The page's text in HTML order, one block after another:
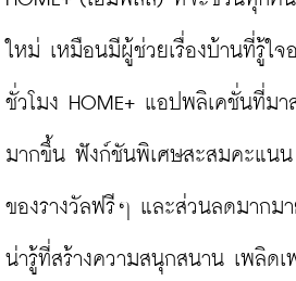
ใหม่ เหมือนมีผู้ช่วยเรื่องบ้านที่รู้ใ
ชั่วโมง HOME+ แอปพลิเคชั่นที่มา
มากขึ้น ฟังก์ชันพิเศษสะสมคะแน
ของรางวัลฟรีๆ และส่วนลดมากม
น่ารู้ที่สร้างความสนุกสนาน เพลิด